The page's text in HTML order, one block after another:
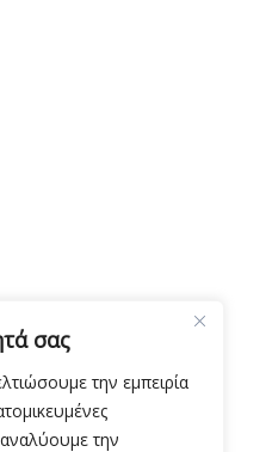
σας
την εμπειρία
την